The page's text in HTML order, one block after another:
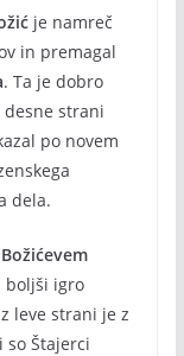
je namreč
in premagal
. Ta je dobro
desne strani
po novem
dela.
Božićevem
boljši igro
z leve strani je z
so Štajerci